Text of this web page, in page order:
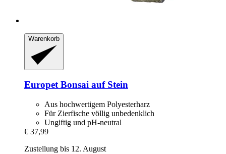
Warenkorb
EuropetBonsai auf Stein
Aus hochwertigem Polyesterharz
Für Zierfische völlig unbedenklich
Ungiftig und pH-neutral
€ 37,99
Zustellung bis 12. August